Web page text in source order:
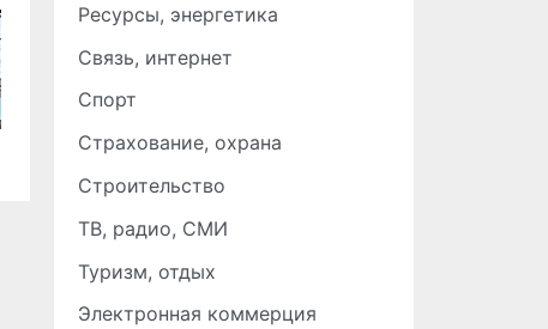
Ресурсы, энергетика
Связь, интернет
Спорт
Страхование, охрана
Строительство
ТВ, радио, СМИ
Туризм, отдых
Электронная коммерция